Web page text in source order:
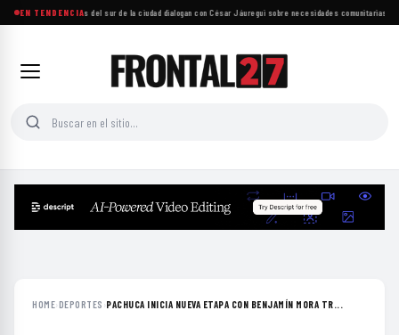
EN TENDENCIA
Más de mil personas del sur de la ciudad dialogan con César Jáuregui sobre necesidades comunitarias·
HOME›DEPORTES ›PACHUCA INICIA NUEVA ETAPA CON BENJAMÍN MORA TR...